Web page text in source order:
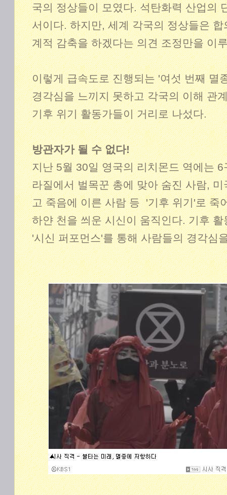
국의 정상들이 모였다. 석탄화력 산업의
서이다. 하지만, 세계 각국의 정상들은
계적 감축을 하겠다는 의견 조정만을 이
이렇게 급속도로 진행되는 '여섯 번째 멸
경각심을 느끼지 못하고 각국의 이해 관
기후 위기 활동가들이 거리로 나섰다.
방관자가 될 수 없다!
지난 5월 30일 영국의 리치몬드 역에는
라질에서 벌목꾼 총에 맞아 숨진 사람,
고 죽음에 이른 사람 등 '기후 위기'로 죽
하얀 천을 씌운 시신이 움직인다. 기후
'시신 퍼포먼스'를 통해 사람들의 경각심